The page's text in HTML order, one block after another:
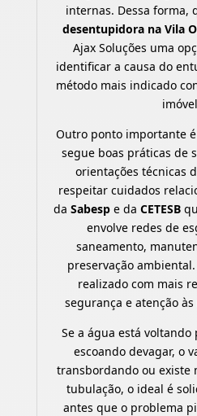
internas. Dessa forma,
desentupidora na Vila
Ajax Soluções uma
identificar a causa do
método mais indicado
Outro ponto importante é
segue boas práticas de
orientações técnicas
respeitar cuidados
daSabesp e daCETESB
envolve redes de
saneamento,
preservação
realizado com mais
segurança e atenção
Se a água está voltando
escoando devagar, o
transbordando ou existe
tubulação, o ideal é
antes que o problema